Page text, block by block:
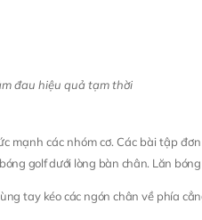
đau hiệu quả tạm thời
các nhóm cơ. Các bài tập
golf dưới lòng bàn chân. Lăn
tay kéo các ngón chân về phía